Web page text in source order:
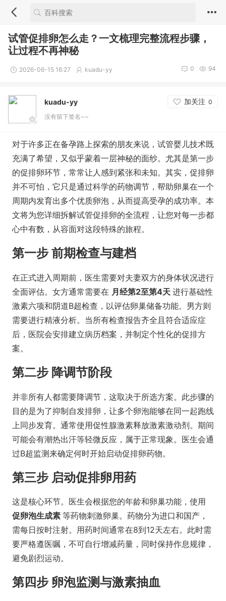
试管促排卵怎么走？一文梳理完整流程步骤，
让过程不再神秘
2026-06-15 16:27 kuadu-yy 94
0
kuadu-yy 加关注 0
没有留下签名~~
对于许多正在备孕路上探索的朋友来说，试管婴儿技术既
充满了希望，又似乎蒙着一层神秘的面纱。尤其是第一步
的促排卵环节，常常让人感到紧张和未知。其实，促排卵
并不可怕，它只是通过科学的药物调节，帮助卵巢在一个
周期内发育出多个优质卵泡，从而提高受孕的成功率。本
文将为您详细拆解试管促排卵的全流程，让您对每一步都
心中有数，从容面对这段特殊的旅程。
第一步 前期检查与建档
在正式进入周期前，医生需要对夫妻双方的身体状况进行
全面评估。女方通常需要在 月经第2至第4天 进行基础性
激素六项和阴道B超检查，以评估卵巢储备功能。男方则
需要进行精液分析。当所有检查报告齐全且符合适应症
后，医院会安排建立病历档案，并制定个性化的促排方
案。
第二步 降调节阶段
并非所有人都需要降调节，这取决于所选方案。此步骤的
目的是为了抑制自发排卵，让多个卵泡能够在同一起跑线
上同步发育。通常使用促性腺激素释放激素激动剂。期间
可能会有潮热出汗等轻微反应，属于正常现象。医生会通
过B超监测来确定何时开始启动促排卵药物。
第三步 启动促排卵用药
这是核心环节。医生会根据您的年龄和卵巢功能，使用
促卵泡生成素 等药物刺激卵巢。药物分为进口和国产，
需每日按时注射。用药时间通常在8到12天左右。此时需
要严格遵医嘱，不可自行增减药量，同时保持作息规律，
避免剧烈运动。
第四步 卵泡监测与激素抽血